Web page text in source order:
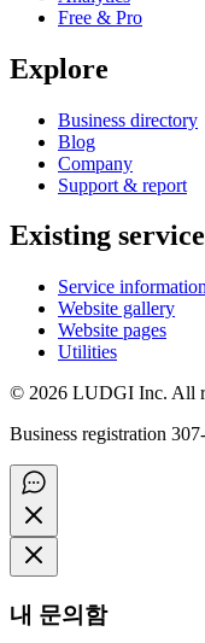
Free & Pro
Explore
Business directory
Blog
Company
Support & report
Existing
Service information
Website gallery
Website pages
Utilities
© 2026 LUDGI Inc. All
Business registration
내 문의함